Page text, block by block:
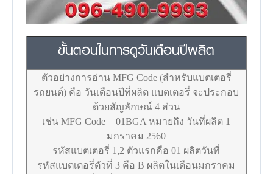
ขั้นตอนในการดูวันเดือนปีผลิต
ตัวอย่างการอ่าน MFG Code (สำหรับแบตเตอรี่
รถยนต์) คือ วันเดือนปีที่ผลิต แบตเตอรี่ จะประกอบ
ด้วยสัญลักษณ์ 4 ส่วน
เช่น MFG Code = 01BGA หมายถึง วันที่ผลิต 1
มกราคม 2560
รหัสแบตเตอรี่ 1,2 ตัวแรกคือ 01 ผลิตวันที่
รหัสแบตเตอรี่ตัวที่ 3 คือ B ผลิตในเดือนมกราคม